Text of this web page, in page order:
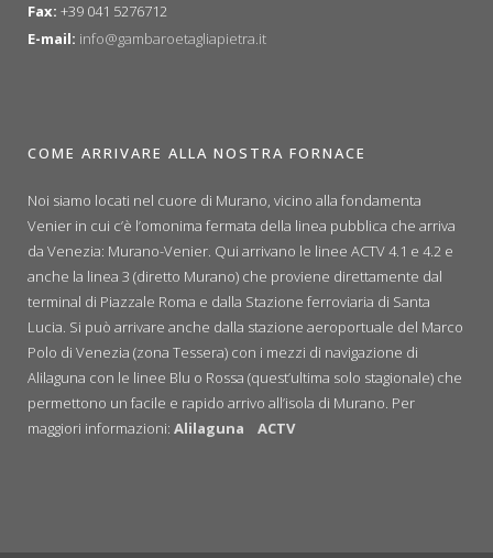
Fax: +39 041 5276712
E-mail: info@gambaroetagliapietra.it
COME ARRIVARE ALLA NOSTRA FORNACE
Noi siamo locati nel cuore di Murano, vicino alla fondamenta
Venier in cui c’è l’omonima fermata della linea pubblica che arriva
da Venezia: Murano-Venier. Qui arrivano le linee ACTV 4.1 e 4.2 e
anche la linea 3 (diretto Murano) che proviene direttamente dal
terminal di Piazzale Roma e dalla Stazione ferroviaria di Santa
Lucia. Si può arrivare anche dalla stazione aeroportuale del Marco
Polo di Venezia (zona Tessera) con i mezzi di navigazione di
Alilaguna con le linee Blu o Rossa (quest’ultima solo stagionale) che
permettono un facile e rapido arrivo all’isola di Murano. Per
maggiori informazioni: Alilaguna ACTV